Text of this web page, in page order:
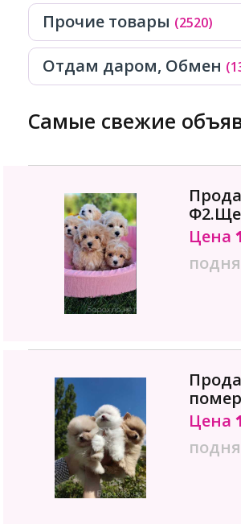
Прочие товары (2520)
Отдам даром, Обмен
Самые свежие
Цена
Цена